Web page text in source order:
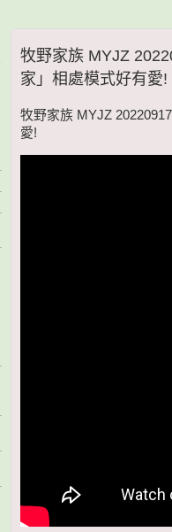
牧野家族 MYJZ
家」相處模式好有愛!
牧野家族 MYJZ
愛!